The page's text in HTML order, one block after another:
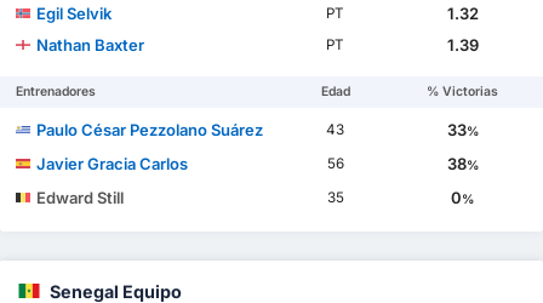
Egil Selvik PT
1.32
Nathan Baxter
PT 1.39
Entrenadores Edad % Victorias
Paulo César Pezzolano Suárez 43 33%
Javier Gracia Carlos 56 38%
Edward Still 35 0%
Senegal Equipo